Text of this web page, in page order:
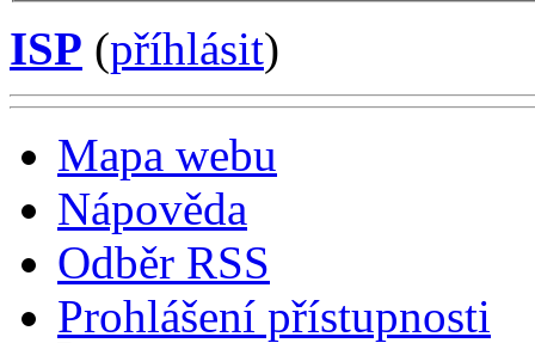
ISP (příhlásit)
Mapa webu
Nápověda
Odběr RSS
Prohlášení přístupnosti